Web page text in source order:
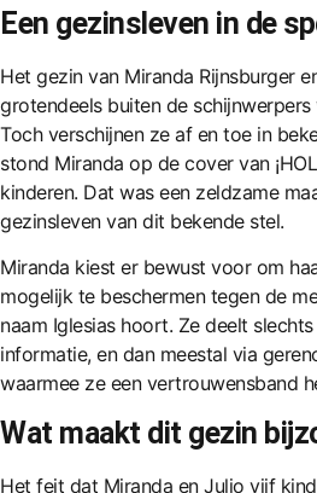
Een gezinsleven in de
Het gezin van Miranda Rijnsburger
grotendeels buiten de
Toch verschijnen ze af en toe in
stond Miranda op de cover van
kinderen. Dat was een zeldzame
gezinsleven van dit bekende stel.
Miranda kiest er bewust voor om
mogelijk te beschermen tegen de
naam Iglesias hoort. Ze deelt
informatie, en dan meestal via
waarmee ze een vertrouwensband
Wat maakt dit gezin
Het feit dat Miranda en Julio vijf